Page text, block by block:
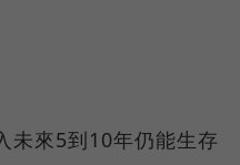
未來5到10年仍能生存